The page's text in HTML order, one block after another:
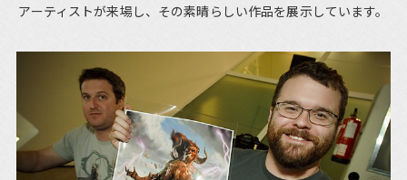
アーティストが来場し、その素晴らしい作品を展示しています。